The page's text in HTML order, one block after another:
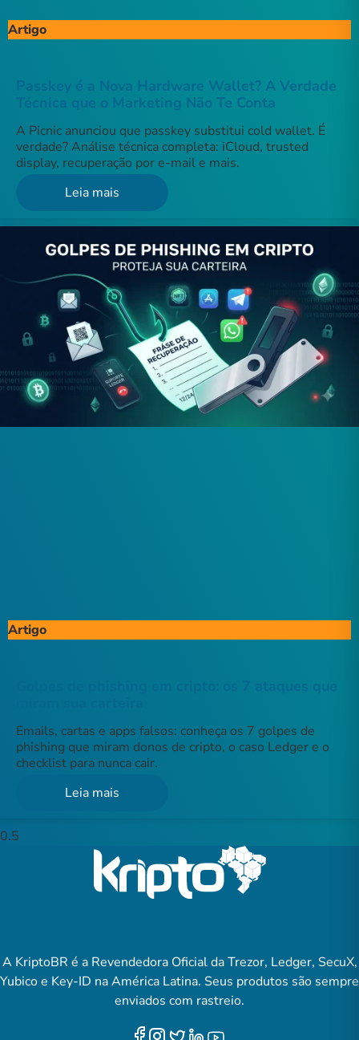
Artigo
Passkey é a Nova Hardware Wallet? A Verdade
Técnica que o Marketing Não Te Conta
A Picnic anunciou que passkey substitui cold wallet. É
verdade? Análise técnica completa: iCloud, trusted
display, recuperação por e-mail e mais.
Leia mais
Artigo
Emails, cartas e apps falsos: conheça os 7 golpes de
phishing que miram donos de cripto, o caso Ledger e o
checklist para nunca cair.
Leia mais
A KriptoBR é a Revendedora Oficial da Trezor, Ledger, SecuX,
Yubico e Key-ID na América Latina. Seus produtos são sempre
enviados com rastreio.